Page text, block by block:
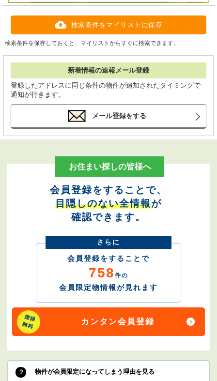
検索条件をマイリストに保存
検索条件を保存しておくと、マイリストからすぐに検索できます。
新着情報の速報メール登録
登録したアドレスに同じ条件の物件が追加されたタイミングで
通知が行きます。
メール登録をする
お住まい探しの皆様へ
会員登録をすることで、
目隠しのない全情報が
確認できます。
さらに
会員登録をすることで
758 件の
会員限定物情報が見れます
カンタン会員登録
物件が会員限定になってしまう理由を見る